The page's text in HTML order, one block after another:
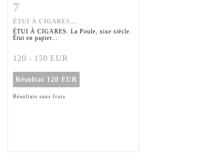
7
ÉTUI À CIGARES....
ÉTUI À CIGARES. La Poule, xixe siècle.
Étui en papier...
120 - 150 EUR
Résultat 120 EUR
Résultats sans frais